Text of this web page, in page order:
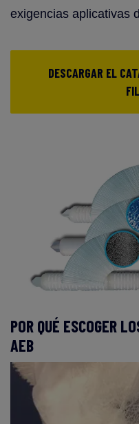
exigencias aplicativas
DESCARGAR EL
POR QUÉ ESCOGER
AEB